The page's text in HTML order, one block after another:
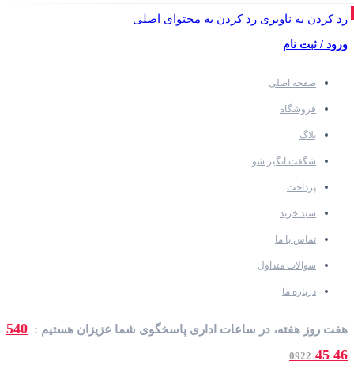
رد کردن به ناوبری رد کردن به محتوای اصلی
ورود / ثبت نام
صفحه اصلی
فروشگاه
بلاگ
شگفت انگیز شو
پرداخت
سبد خرید
تماس با ما
سوالات متداول
درباره ما
هفت روز هفته، در ساعات اداری پاسخگوی شما عزیزان هستیم : 540
46 45
0922